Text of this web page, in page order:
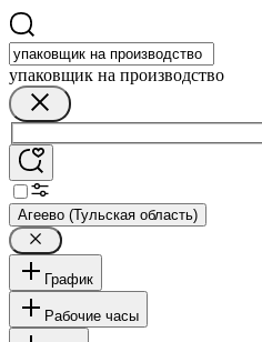
упаковщик на производство
Агеево (Тульская область)
График
Рабочие часы